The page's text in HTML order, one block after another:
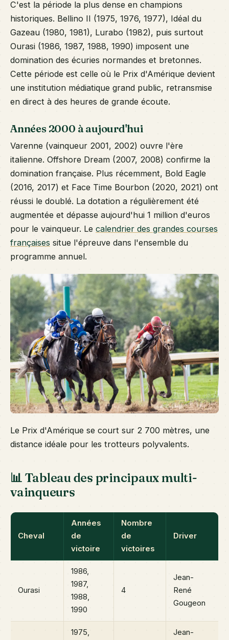
C'est la période la plus dense en champions
historiques. Bellino II (1975, 1976, 1977), Idéal du
Gazeau (1980, 1981), Lurabo (1982), puis surtout
Ourasi (1986, 1987, 1988, 1990) imposent une
domination des écuries normandes et bretonnes.
Cette période est celle où le Prix d'Amérique devient
une institution médiatique grand public, retransmise
en direct à des heures de grande écoute.
Années 2000 à aujourd'hui
Varenne (vainqueur 2001, 2002) ouvre l'ère
italienne. Offshore Dream (2007, 2008) confirme la
domination française. Plus récemment, Bold Eagle
(2016, 2017) et Face Time Bourbon (2020, 2021) ont
réussi le doublé. La dotation a régulièrement été
augmentée et dépasse aujourd'hui 1 million d'euros
pour le vainqueur. Le calendrier des grandes courses
françaises situe l'épreuve dans l'ensemble du
programme annuel.
Le Prix d'Amérique se court sur 2 700 mètres, une
distance idéale pour les trotteurs polyvalents.
📊 Tableau des principaux multi-
vainqueurs
Cheval
Années
de
victoire
Nombre
de
victoires
Driver
Ourasi
1986,
1987,
1988,
1990
4
Jean-
René
Gougeon
1975,
Jean-